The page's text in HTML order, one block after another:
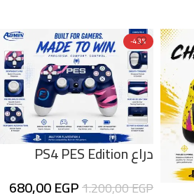
-43%
دراع PS4 PES Edition
1.200,00EGP
680,00EGP